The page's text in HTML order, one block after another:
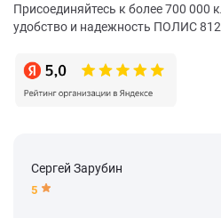
Присоединяйтесь к более 700 000
удобство и надежность ПОЛИС 812
Сергей Зарубин
5